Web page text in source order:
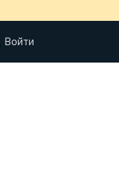
Войти